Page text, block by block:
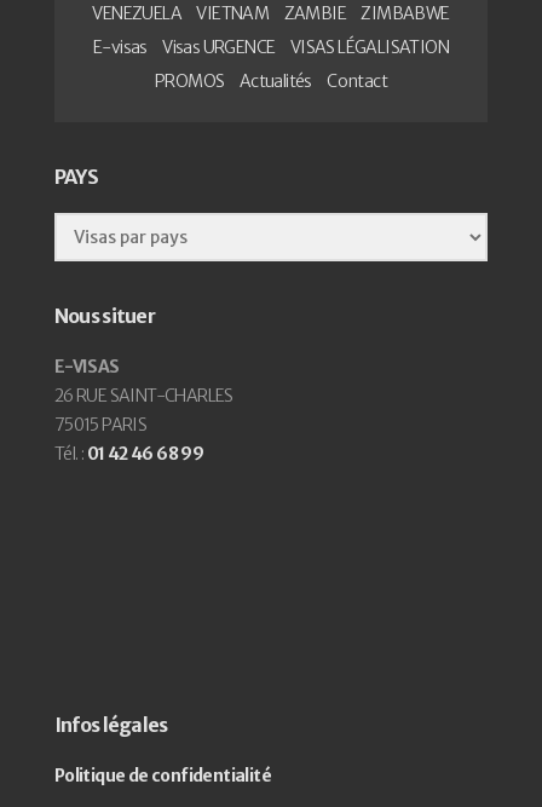
VENEZUELA
VIETNAM ZAMBIE
ZIMBABWE
E-visas
Visas URGENCE
VISAS LÉGALISATION
PROMOS
Actualités Contact
PAYS
Nous situer
E-VISAS
26 RUE SAINT-CHARLES
75015 PARIS
Tél. : 01 42 46 68 99
Infos légales
Politique de confidentialité